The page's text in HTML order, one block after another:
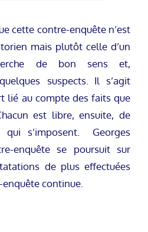
cette contre-enquête n’est
mais plutôt celle d’un
de bon sens et,
suspects. Il s’agit
lié au compte des faits que
est libre, ensuite, de
s’imposent. Georges
enquête se poursuit sur
de plus effectuées
continue.